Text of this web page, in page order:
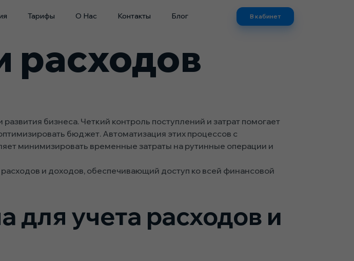
Тарифы О Нас Контакты Блог В кабинет
расходов
бизнеса. Четкий контроль поступлений и затрат помогает
бюджет. Автоматизация этих процессов с
минимизировать временные затраты на рутинные операции и
и доходов, обеспечивающий доступ ко всей финансовой
учета расходов и